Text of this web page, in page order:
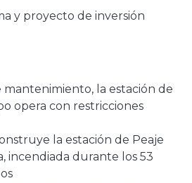
y proyecto de inversión
mantenimiento, la estación de
opera con restricciones
la estación de Peaje
incendiada durante los 53